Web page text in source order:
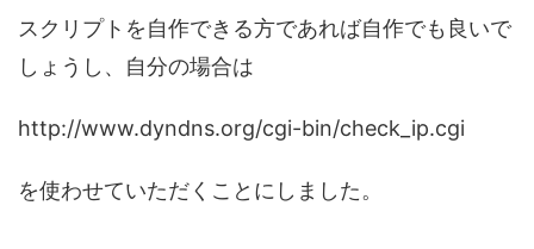
スクリプトを自作できる方であれば自作でも良いで
しょうし、自分の場合は
http://www.dyndns.org/cgi-bin/check_ip.cgi
を使わせていただくことにしました。